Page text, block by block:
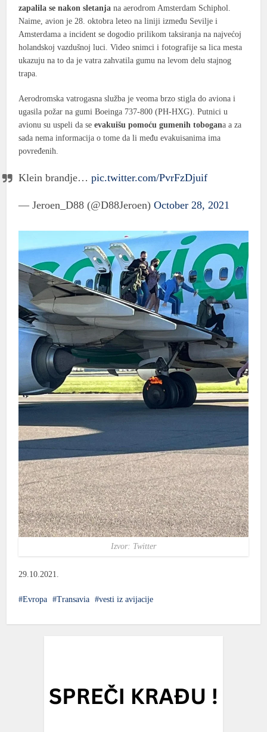
zapalila se nakon sletanja na aerodrom Amsterdam Schiphol.
Naime, avion je 28. oktobra leteo na liniji između Sevilje i
Amsterdama a incident se dogodio prilikom taksiranja na najvećoj
holandskoj vazdušnoj luci. Video snimci i fotografije sa lica mesta
ukazuju na to da je vatra zahvatila gumu na levom delu stajnog
trapa.
Aerodromska vatrogasna služba je veoma brzo stigla do aviona i
ugasila požar na gumi Boeinga 737-800 (PH-HXG). Putnici u
avionu su uspeli da seevakuišu pomoću gumenih tobogana a za
sada nema informacija o tome da li među evakuisanima ima
povređenih.
Klein brandje…pic.twitter.com/PvrFzDjuif
— Jeroen_D88 (@D88Jeroen)October 28, 2021
Izvor: Twitter
29.10.2021.
Evropa Transavia vesti iz avijacije